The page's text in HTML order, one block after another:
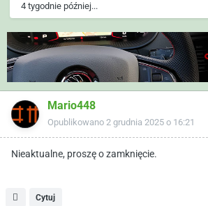
4 tygodnie później...
Mario448
Opublikowano 2 grudnia 2025 o 16:21
Nieaktualne, proszę o zamknięcie.
Cytuj